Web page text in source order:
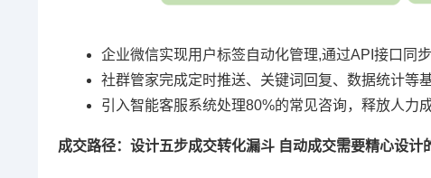
企业微信实现用户标签自动化管理,通过API接口同步
社群管家完成定时推送、关键词回复、数据统计等
引入智能客服系统处理80%的常见咨询，释放人力成
成交路径：设计五步成交转化漏斗 自动成交需要精心设计